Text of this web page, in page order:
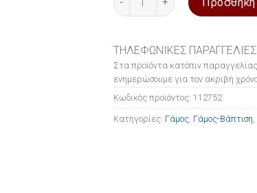
ΤΗΛΕΦΩΝΙΚΕΣ
Στα προϊόντα κατόπιν
ενημερώσουμε για τον ακριβή
Κωδικός προϊόντος: 112752
Κατηγορίες: Γάμος Γάμος-Βάπτιση